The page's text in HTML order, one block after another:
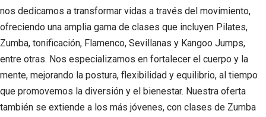
nos dedicamos a transformar vidas a través del movimiento,
ofreciendo una amplia gama de clases que incluyen Pilates,
Zumba, tonificación, Flamenco, Sevillanas y Kangoo Jumps,
entre otras. Nos especializamos en fortalecer el cuerpo y la
mente, mejorando la postura, flexibilidad y equilibrio, al tiempo
que promovemos la diversión y el bienestar. Nuestra oferta
también se extiende a los más jóvenes, con clases de Zumba